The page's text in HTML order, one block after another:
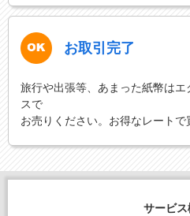
お取引完了
旅行や出張等、あまった紙幣は
スで
お売りください。お得なレートで
サービス